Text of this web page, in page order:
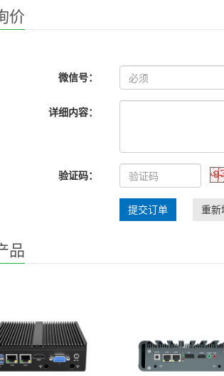
价
微信号：
详细内容：
验证码：
提交订单 重新
品